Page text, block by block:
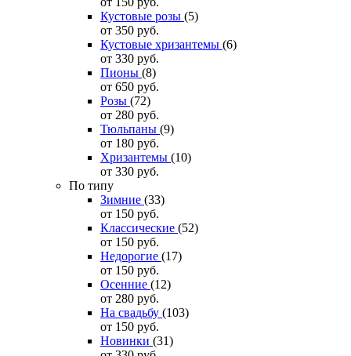
Кустовые розы (5)
от 350 руб.
Кустовые хризантемы (6)
от 330 руб.
Пионы (8)
от 650 руб.
Розы (72)
от 280 руб.
Тюльпаны (9)
от 180 руб.
Хризантемы (10)
от 330 руб.
По типу
Зимние (33)
от 150 руб.
Классические (52)
от 150 руб.
Недорогие (17)
от 150 руб.
Осенние (12)
от 280 руб.
На свадьбу (103)
от 150 руб.
Новинки (31)